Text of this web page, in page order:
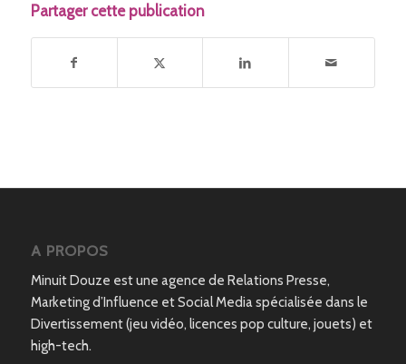
Partager cette publication
A PROPOS
Minuit Douze est une agence de Relations Presse,
Marketing d’Influence et Social Media spécialisée dans le
Divertissement (jeu vidéo, licences pop culture, jouets) et
high-tech.